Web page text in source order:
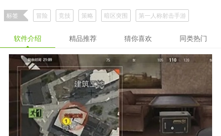
标签 冒险 竞技 策略 暗区突围
第一人称射击手游
软件介绍 精品推荐 猜你喜欢 同类热门